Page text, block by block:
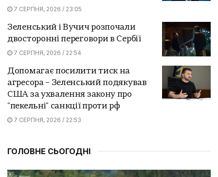
7 СЕРПНЯ, 2026 / 23:05
Зеленський і Вучич розпочали
двосторонні переговори в Сербії
7 СЕРПНЯ, 2026 / 22:54
Допомагає посилити тиск на
агресора – Зеленський подякував
США за ухвалення закону про
"пекельні" санкції проти рф
7 СЕРПНЯ, 2026 / 22:53
ГОЛОВНЕ СЬОГОДНІ